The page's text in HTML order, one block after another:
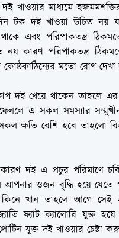
খাওয়ার মাধ্যমে
টক দই খাওয়া উচিত নয়
এবং পরিপাকতন্ত্র
কারণ পরিপাকতন্ত্র
মতো রোগ দেখা
দই খেয়ে থাকেন তাহলে এর
ফেললে এ সকল সমস্যার
ক্ষতি বেশি হবে তাহলো
কারণ দই এ প্রচুর পরিমাণে
আপনার ওজন বৃদ্ধি হয়ে
খান তাহলে আগে সেই
ফ্যাট ক্যালোরি যুক্ত
যুক্ত দই খাওয়ার চেষ্টা